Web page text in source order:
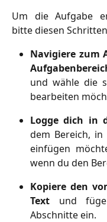
Um die Aufgabe
bitte diesen
Navigiere zum
und wähle die
bearbeiten
Logge dich in
dem Bereich,
einfügen
wenn du den
Kopiere den
Text und
Abschnitte ein.